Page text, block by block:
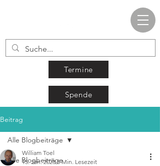
Spende
Termine
Beitrag
Alle Blogbeiträge
Alle Blogbeiträge
William Toel
15. Jan. 2023 5 Min. Lesezeit